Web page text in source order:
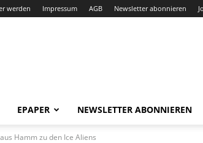
werden Impressum AGB Newsletter abonnieren
EPAPER NEWSLETTER ABONNIEREN
Hamm zu den Ice Aliens